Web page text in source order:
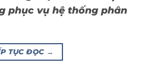
phục vụ hệ thống phân
TỤC ĐỌC →